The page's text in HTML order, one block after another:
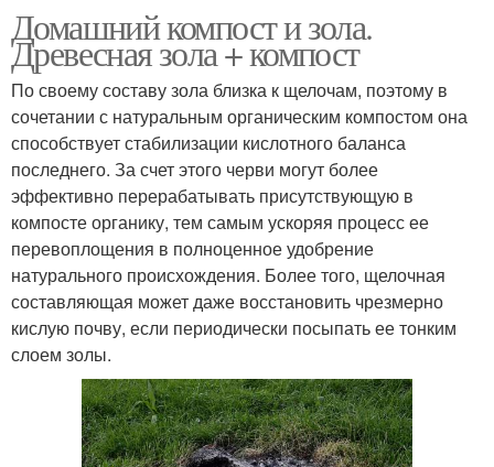
Домашний компост и зола.
Древесная зола + компост
По своему составу зола близка к щелочам, поэтому в
сочетании с натуральным органическим компостом она
способствует стабилизации кислотного баланса
последнего. За счет этого черви могут более
эффективно перерабатывать присутствующую в
компосте органику, тем самым ускоряя процесс ее
перевоплощения в полноценное удобрение
натурального происхождения. Более того, щелочная
составляющая может даже восстановить чрезмерно
кислую почву, если периодически посыпать ее тонким
слоем золы.